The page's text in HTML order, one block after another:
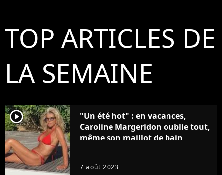
TOP ARTICLES DE
LA SEMAINE
player2
"Un été hot" : en vacances,
Caroline Margeridon oublie tout,
même son maillot de bain
7 août 2023